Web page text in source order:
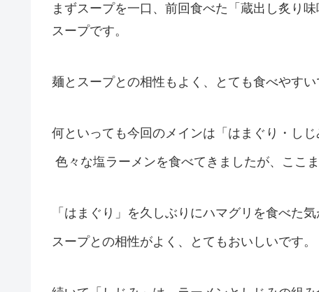
まずスープを一口、前回食べた「蔵出し炙り
スープです。
麺とスープとの相性もよく、とても食べやすい
何といっても今回のメインは「はまぐり・しじ
色々な塩ラーメンを食べてきましたが、ここ
「はまぐり」を久しぶりにハマグリを食べた気
スープとの相性がよく、とてもおいしいです。